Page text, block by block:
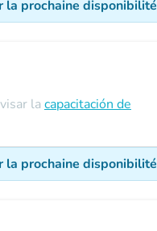
la prochaine disponibilité
la capacitación de
la prochaine disponibilité